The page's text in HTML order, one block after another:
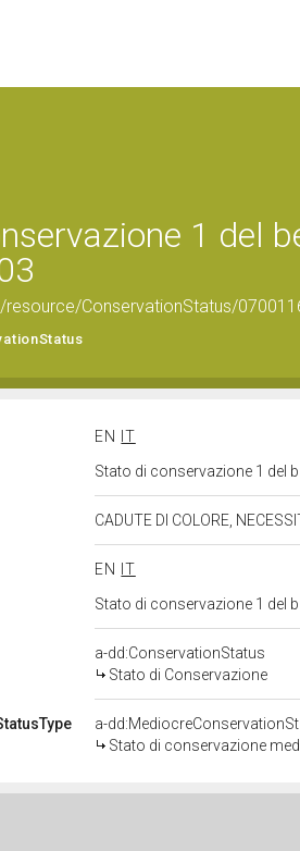
1 del
ConservationStatus/
EN
IT
Stato di conservazione 1 del
CADUTE DI COLORE,
EN
IT
Stato di conservazione 1 del
a-dd:ConservationStatus
Stato di Conservazione
a-
Stato di conservazione